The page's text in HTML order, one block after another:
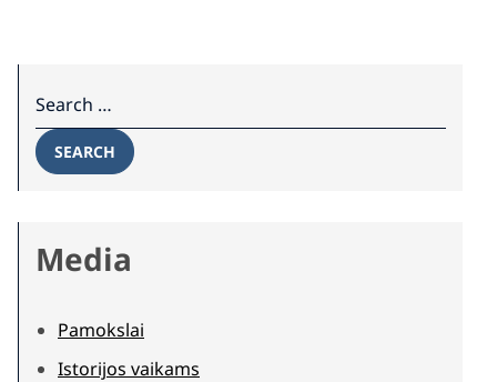
Search for:
SEARCH
Media
Pamokslai
Istorijos vaikams